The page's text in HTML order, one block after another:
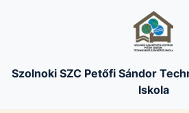
Szolnoki SZC Petőfi Sándor
Iskola